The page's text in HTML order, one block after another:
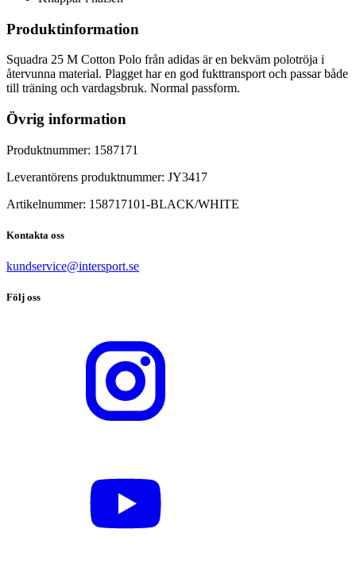
Produktinformation
Squadra 25 M Cotton Polo från adidas är en bekväm polotröja i
återvunna material. Plagget har en god fukttransport och passar både
till träning och vardagsbruk. Normal passform.
Övrig information
Produktnummer: 1587171
Leverantörens produktnummer: JY3417
Artikelnummer: 158717101-BLACK/WHITE
Kontakta oss
kundservice@intersport.se
Följ oss